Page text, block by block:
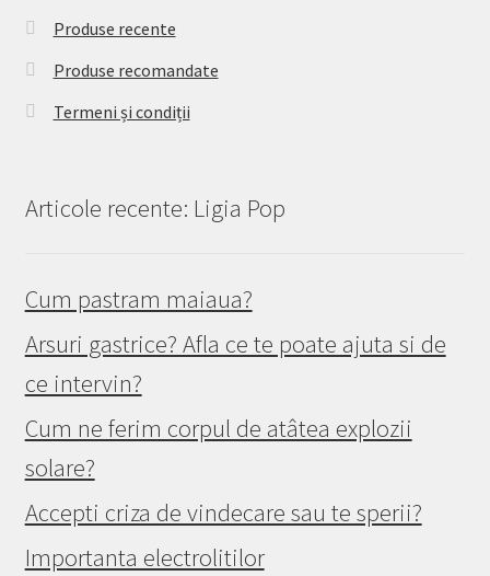
Produse recente
Produse recomandate
Termeni și condiții
Articole recente: Ligia Pop
Cum pastram maiaua?
Arsuri gastrice? Afla ce te poate ajuta si de
ce intervin?
Cum ne ferim corpul de atâtea explozii
solare?
Accepti criza de vindecare sau te sperii?
Importanta electrolitilor